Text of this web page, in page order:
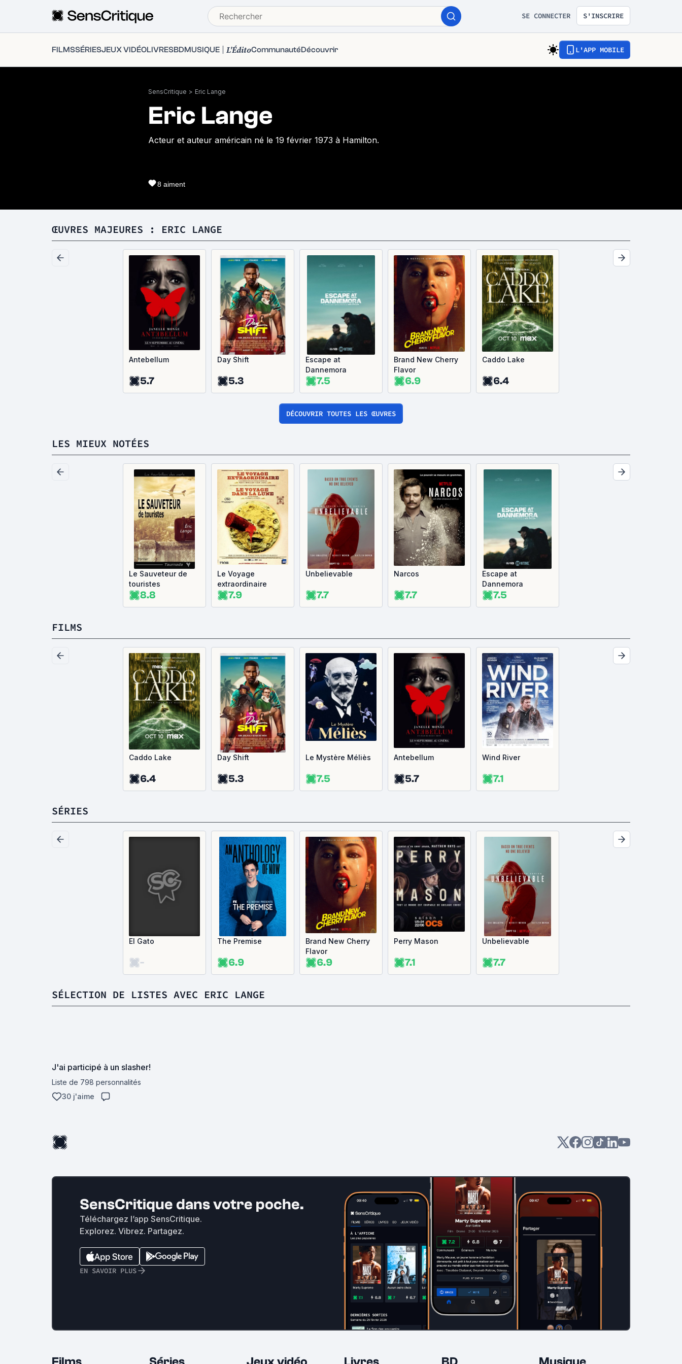
SE CONNECTER S'INSCRIRE
FILMSSÉRIESJEUX VIDÉOLIVRESBDMUSIQUE L'ÉditoCommunautéDécouvrir L'APP MOBILE
SensCritique > Eric Lange
Eric Lange
Acteur et auteur américain né le 19 février 1973 à Hamilton.
8 aiment
ŒUVRES MAJEURES : ERIC LANGE
Antebellum
5.7
Day Shift
5.3
Escape at
Dannemora
7.5
Brand New Cherry
Flavor
6.9
Caddo Lake
6.4
DÉCOUVRIR TOUTES LES ŒUVRES
LES MIEUX NOTÉES
Le Sauveteur de
touristes
8.8
Le Voyage
extraordinaire
7.9
Unbelievable
7.7
Narcos
7.7
Escape at
Dannemora
7.5
FILMS
Caddo Lake
6.4
Day Shift
5.3
Le Mystère Méliès
7.5
Antebellum
5.7
Wind River
7.1
SÉRIES
El Gato
-
The Premise
6.9
Brand New Cherry
Flavor
6.9
Perry Mason
7.1
Unbelievable
7.7
SÉLECTION DE LISTES AVEC ERIC LANGE
J'ai participé à un slasher!
Liste de 798 personnalités
30 j'aime
SensCritique dans votre poche.
Téléchargez l’app SensCritique.
Explorez. Vibrez. Partagez.
EN SAVOIR PLUS